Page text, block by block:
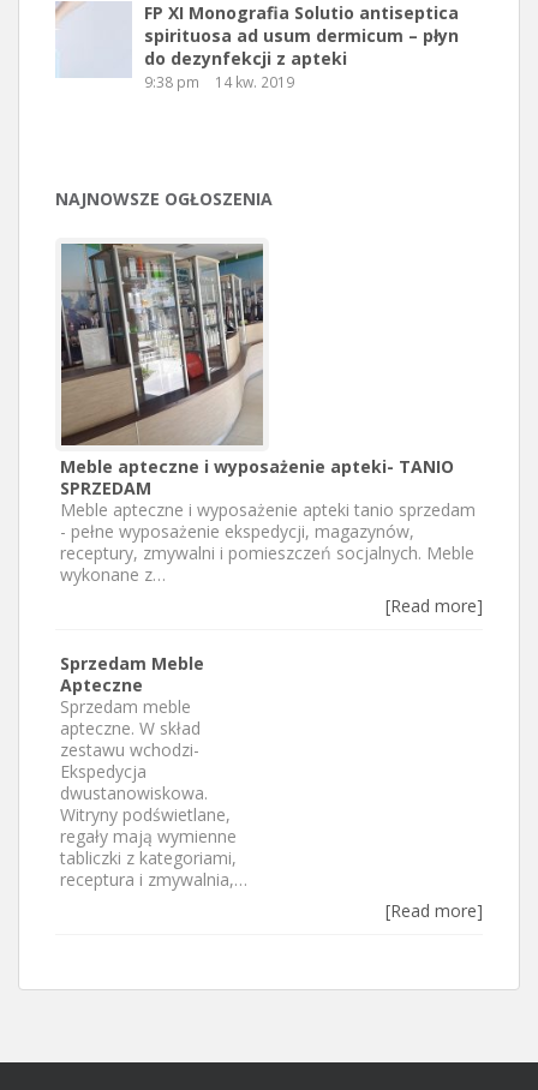
FP XI Monografia Solutio antiseptica
spirituosa ad usum dermicum – płyn
do dezynfekcji z apteki
9:38 pm 14 kw. 2019
NAJNOWSZE OGŁOSZENIA
Meble apteczne i wyposażenie apteki- TANIO
SPRZEDAM
Meble apteczne i wyposażenie apteki tanio sprzedam
- pełne wyposażenie ekspedycji, magazynów,
receptury, zmywalni i pomieszczeń socjalnych. Meble
wykonane z…
[Read more]
Sprzedam Meble
Apteczne
Sprzedam meble
apteczne. W skład
zestawu wchodzi-
Ekspedycja
dwustanowiskowa.
Witryny podświetlane,
regały mają wymienne
tabliczki z kategoriami,
receptura i zmywalnia,…
[Read more]